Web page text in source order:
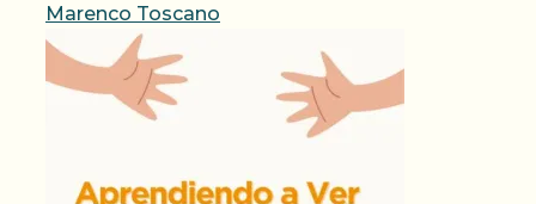
Marenco Toscano